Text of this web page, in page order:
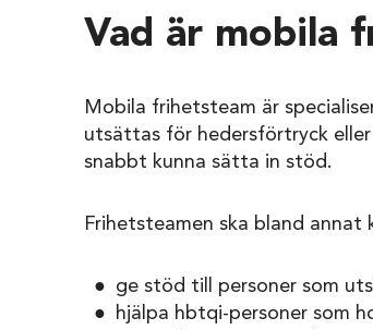
Vad är mobila
Mobila frihetsteam är
utsättas för hedersförtryck
snabbt kunna sätta in stöd.
Frihetsteamen ska bland annat
ge stöd till personer som
hjälpa hbtqi-personer som